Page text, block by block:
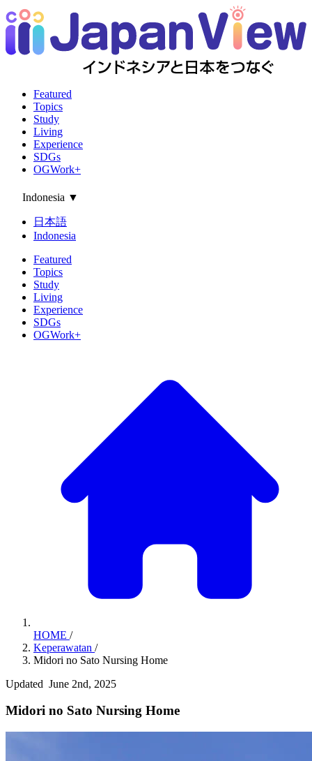
Featured
Topics
Study
Living
Experience
SDGs
OGWork+
Indonesia ▼
日本語
Indonesia
Featured
Topics
Study
Living
Experience
SDGs
OGWork+
HOME /
Keperawatan /
Midori no Sato Nursing Home
Updated June 2nd, 2025
Midori no Sato Nursing Home